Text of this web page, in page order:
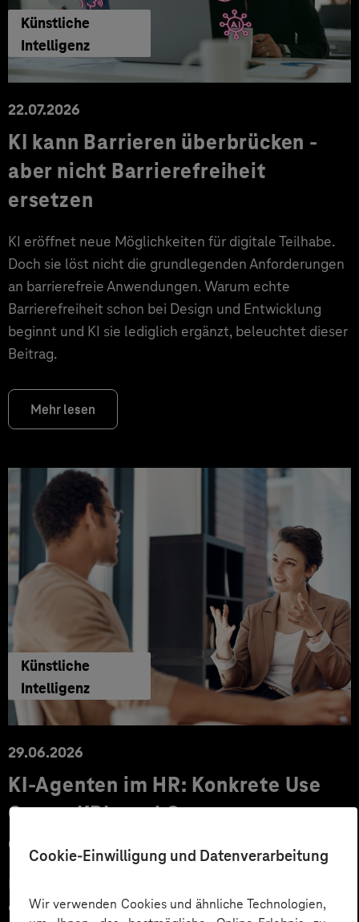
Cookie-Einwilligung und Datenverarbeitung
Wir verwenden Cookies und ähnliche Technologien,
Künstliche
Intelligenz
22.07.2026
KI kann Barrieren überbrücken -
aber nicht Barrierefreiheit
ersetzen
KI eröffnet neue Möglichkeiten für digitale Teilhabe.
Doch sie löst nicht die grundlegenden Anforderungen
an barrierefreie Anwendungen. Warum echte
Barrierefreiheit schon bei Design und Entwicklung
beginnt und KI sie lediglich ergänzt, beleuchtet dieser
Beitrag.
Mehr lesen
Künstliche
Intelligenz
29.06.2026
KI‑Agenten im HR: Konkrete Use
Cases, KPIs und Governance
entlang der Employee Journey
KI‑Agenten im HR sind mehr als Chatbots: Sie
orchestrieren Prozesse entlang der gesamten